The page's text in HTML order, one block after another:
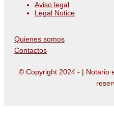
Aviso legal
Legal Notice
Quienes somos
Contactos
© Copyright 2024 - | Notario